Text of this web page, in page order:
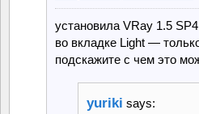
установила VRay 1.5 SP4
во вкладке Light —
подскажите с чем это
yuriki says: